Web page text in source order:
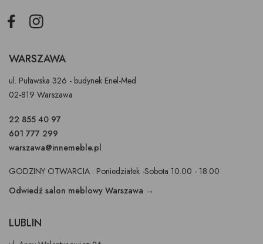
FacebookInstagram
WARSZAWA
ul. Puławska 326 - budynek Enel-Med
02-819 Warszawa
22 855 40 97
601 777 299
warszawa@innemeble.pl
GODZINY OTWARCIA : Poniedziałek -Sobota 10.00 - 18.00
Odwiedź salon meblowy Warszawa →
LUBLIN